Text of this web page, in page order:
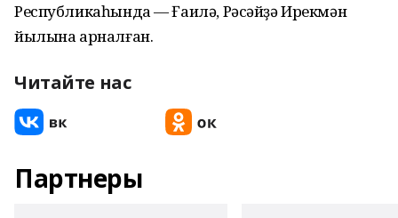
Республикаһында — Ғаилә, Рәсәйҙә Ирекмән
йылына арналған.
Читайте нас
Партнеры